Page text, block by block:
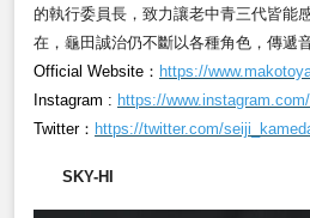
的執行委員長，致力讓老中青三代皆能
在，龜田誠治仍不斷以各種角色，傳遞
Official Website： https://
Instagram : https://
Twitter： https://twitter.com/
SKY-HI